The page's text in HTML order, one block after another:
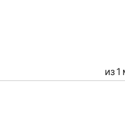
из 1